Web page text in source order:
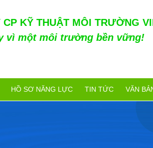
CP KỸ THUẬT MÔI TRƯỜNG
vì một môi trường bền vững!
HỒ SƠ NĂNG LỰC TIN TỨC VĂN